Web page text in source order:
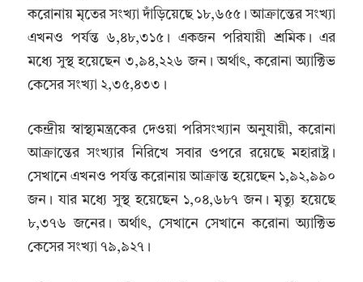
করোনায় মৃতের সংখ্যা দাঁড়িয়েছে ১৮,৬৫৫। আক্রান্তের সংখ্যা
এখনও পর্যন্ত ৬,৪৮,৩১৫। একজন পরিযায়ী শ্রমিক। এর
মধ্যে সুস্থ হয়েছেন ৩,৯৪,২২৬ জন। অর্থাৎ, করোনা অ্যাক্টিভ
কেসের সংখ্যা ২,৩৫,৪৩৩।
কেন্দ্রীয় স্বাস্থ্যমন্ত্রকের দেওয়া পরিসংখ্যান অনুযায়ী, করোনা
আক্রান্তের সংখ্যার নিরিখে সবার ওপরে রয়েছে মহারাষ্ট্র।
সেখানে এখনও পর্যন্ত করোনায় আক্রান্ত হয়েছেন ১,৯২,৯৯০
জন। যার মধ্যে সুস্থ হয়েছেন ১,০৪,৬৮৭ জন। মৃত্যু হয়েছে
৮,৩৭৬ জনের। অর্থাৎ, সেখানে সেখানে করোনা অ্যাক্টিভ
কেসের সংখ্যা ৭৯,৯২৭।